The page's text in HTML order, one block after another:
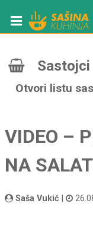
Sastojci
Otvori listu
VIDEO –
NA
Saša Vukić